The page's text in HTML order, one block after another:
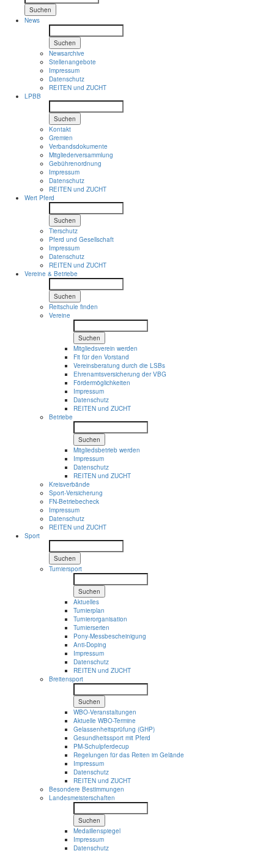
Suchen
News
Suchen
Newsarchive
Stellenangebote
Impressum
Datenschutz
REITEN und ZUCHT
LPBB
Suchen
Kontakt
Gremien
Verbandsdokumente
Mitgliederversammlung
Gebührenordnung
Impressum
Datenschutz
REITEN und ZUCHT
Wert Pferd
Suchen
Tierschutz
Pferd und Gesellschaft
Impressum
Datenschutz
REITEN und ZUCHT
Vereine & Betriebe
Suchen
Reitschule finden
Vereine
Suchen
Mitgliedsverein werden
Fit für den Vorstand
Vereinsberatung durch die LSBs
Ehrenamtsversicherung der VBG
Fördermöglichkeiten
Impressum
Datenschutz
REITEN und ZUCHT
Betriebe
Suchen
Mitgliedsbetrieb werden
Impressum
Datenschutz
REITEN und ZUCHT
Kreisverbände
Sport-Versicherung
FN-Betriebecheck
Impressum
Datenschutz
REITEN und ZUCHT
Sport
Suchen
Turniersport
Suchen
Aktuelles
Turnierplan
Turnierorganisation
Turnierserien
Pony-Messbescheinigung
Anti-Doping
Impressum
Datenschutz
REITEN und ZUCHT
Breitensport
Suchen
WBO-Veranstaltungen
Aktuelle WBO-Termine
Gelassenheitsprüfung (GHP)
Gesundheitssport mit Pferd
PM-Schulpferdecup
Regelungen für das Reiten im Gelände
Impressum
Datenschutz
REITEN und ZUCHT
Besondere Bestimmungen
Landesmeisterschaften
Suchen
Medaillenspiegel
Impressum
Datenschutz